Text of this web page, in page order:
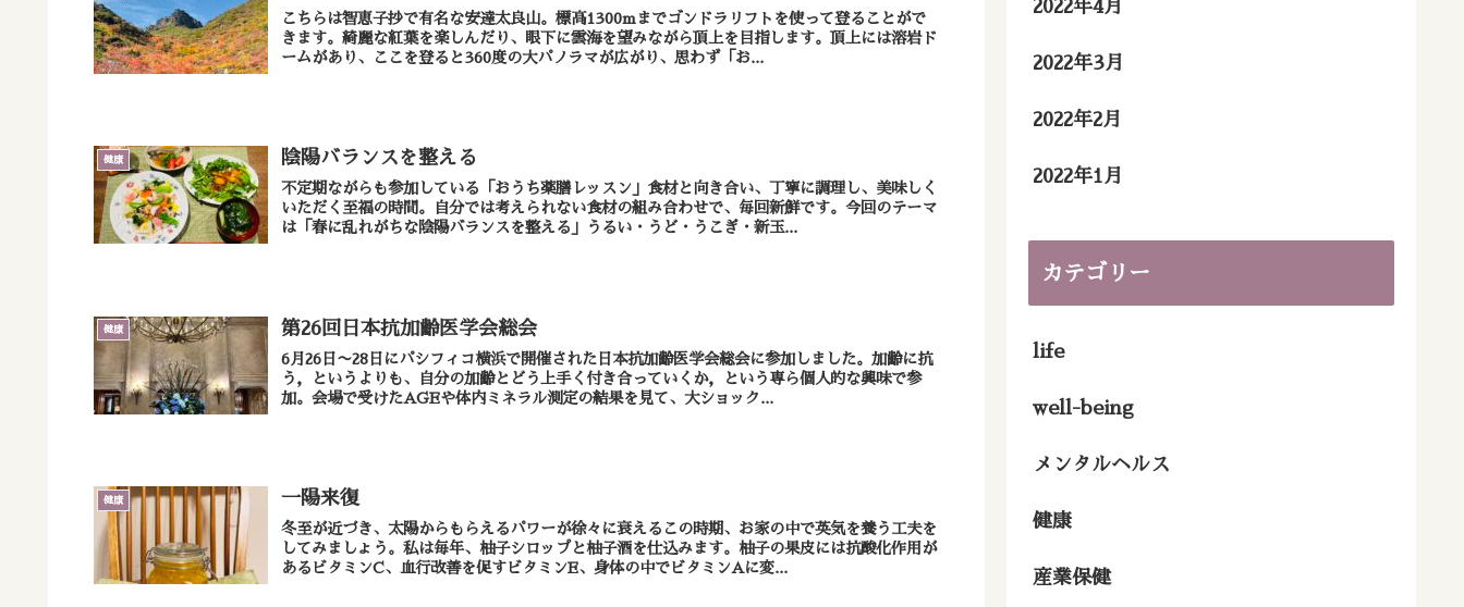
こちらは智恵子抄で有名な安達太良山。標高1300mまでゴンドラリフトを使って登ることがで
きます。綺麗な紅葉を楽しんだり、眼下に雲海を望みながら頂上を目指します。頂上には溶岩ド
ームがあり、ここを登ると360度の大パノラマが広がり、思わず「お...
健康 陰陽バランスを整える
不定期ながらも参加している「おうち薬膳レッスン」食材と向き合い、丁寧に調理し、美味しく
いただく至福の時間。自分では考えられない食材の組み合わせで、毎回新鮮です。今回のテーマ
は「春に乱れがちな陰陽バランスを整える」うるい・うど・うこぎ・新玉...
健康 第26回日本抗加齢医学会総会
6月26日〜28日にパシフィコ横浜で開催された日本抗加齢医学会総会に参加しました。加齢に抗
う，というよりも、自分の加齢とどう上手く付き合っていくか，という専ら個人的な興味で参
加。会場で受けたAGEや体内ミネラル測定の結果を見て、大ショック...
健康 一陽来復
冬至が近づき、太陽からもらえるパワーが徐々に衰えるこの時期、お家の中で英気を養う工夫を
してみましょう。私は毎年、柚子シロップと柚子酒を仕込みます。柚子の果皮には抗酸化作用が
あるビタミンC、血行改善を促すビタミンE、身体の中でビタミンAに変...
2022年4月
2022年3月
2022年2月
2022年1月
カテゴリー
life
well-being
メンタルヘルス
健康
産業保健